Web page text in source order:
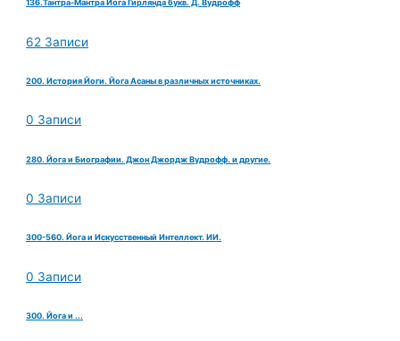
136.Тантра-Мантра Йога Гирлянда букв. Д. Вудрофф
62 Записи
200. История Йоги. Йога Асаны в различных источниках.
0 Записи
280. Йога и Биографии. Джон Джордж Вудрофф. и другие.
0 Записи
300-560. Йога и Искусственный Интеллект. ИИ.
0 Записи
300. Йога и ...